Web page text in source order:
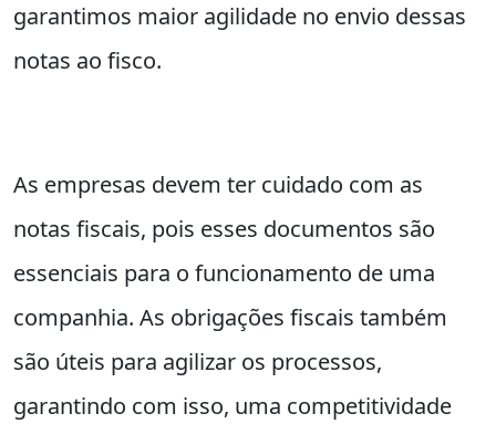
garantimos maior agilidade no envio dessas
notas ao fisco.
As empresas devem ter cuidado com as
notas fiscais, pois esses documentos são
essenciais para o funcionamento de uma
companhia. As obrigações fiscais também
são úteis para agilizar os processos,
garantindo com isso, uma competitividade